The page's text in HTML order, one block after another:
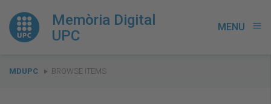
Memòria Digital
UPC
MENU menu
You
MDUPC BROWSE ITEMS